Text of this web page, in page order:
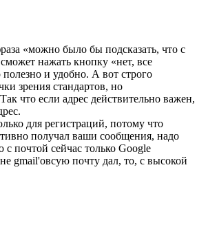
«можно было бы подсказать, что с
нажать кнопку «нет, все
и удобно. А вот строго
зрения стандартов, но
что если адрес действительно важен,
для регистраций, потому что
получал ваши сообщения, надо
почтой сейчас только Google
gmail'овсую почту дал, то, с высокой